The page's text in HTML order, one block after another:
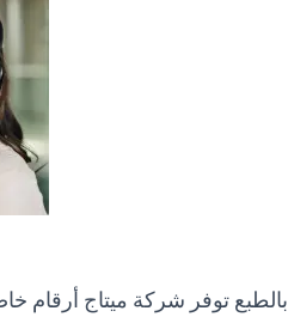
بالطبع توفر شركة ميتاج أرقام